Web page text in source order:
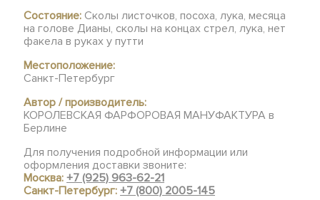
Состояние: Сколы листочков, посоха, лука, месяца
на голове Дианы, сколы на концах стрел, лука, нет
факела в руках у путти
Местоположение:
Санкт-Петербург
Автор / производитель:
КОРОЛЕВСКАЯ ФАРФОРОВАЯ МАНУФАКТУРА в
Берлине
Для получения подробной информации или
оформления доставки звоните:
Москва:+7 (925) 963-62-21
Санкт-Петербург:+7 (800) 2005-145